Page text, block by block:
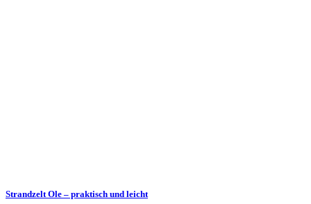
Strandzelt Ole – praktisch und leicht